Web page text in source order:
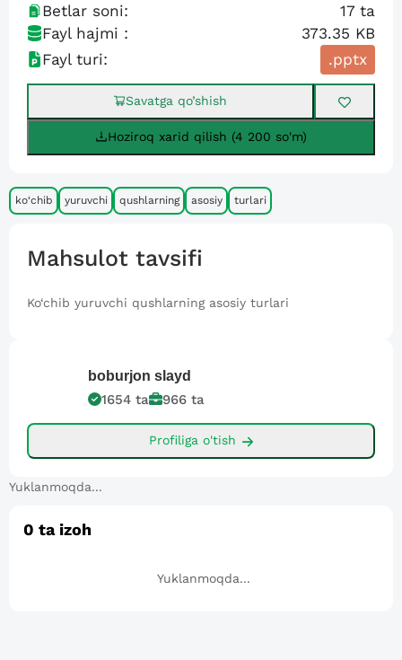
Betlar soni: 17 ta
Fayl hajmi :
373.35 KB
Fayl turi:
.pptx
Savatga qo’shish
Hoziroq xarid qilish (4 200 so'm)
ko‘chib yuruvchi qushlarning asosiy turlari
Mahsulot tavsifi
Ko‘chib yuruvchi qushlarning asosiy turlari
boburjon slayd
1654 ta 966 ta
Profiliga o'tish
Yuklanmoqda...
0 ta izoh
Yuklanmoqda...